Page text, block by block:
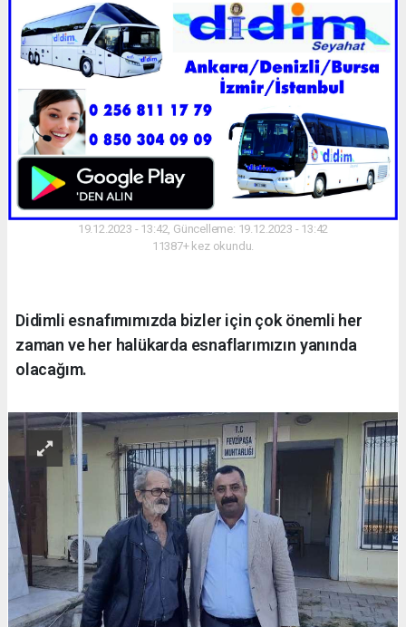
19.12.2023 - 13:42, Güncelleme: 19.12.2023 - 13:42
11387+ kez okundu.
Didimli esnafımımızda bizler için çok önemli her
zaman ve her halükarda esnaflarımızın yanında
olacağım.